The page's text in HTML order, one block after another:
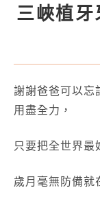
三峽植
謝謝爸爸可以忘
用盡全力，
只要把全世界最
歲月毫無防備就